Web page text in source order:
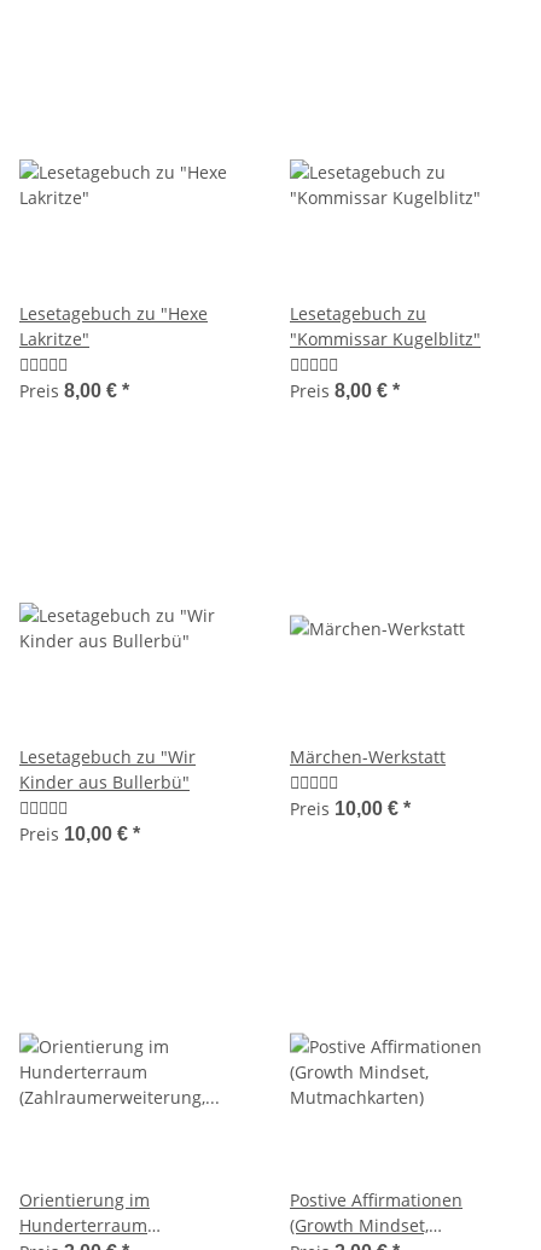
Lesetagebuch zu "Hexe
Lakritze"
Preis 8,00 € *
Lesetagebuch zu
"Kommissar Kugelblitz"
Preis 8,00 € *
Lesetagebuch zu "Wir
Kinder aus Bullerbü"
Preis 10,00 € *
Märchen-Werkstatt
Preis 10,00 € *
Orientierung im
Hunderterraum
Postive Affirmationen
(Growth Mindset,